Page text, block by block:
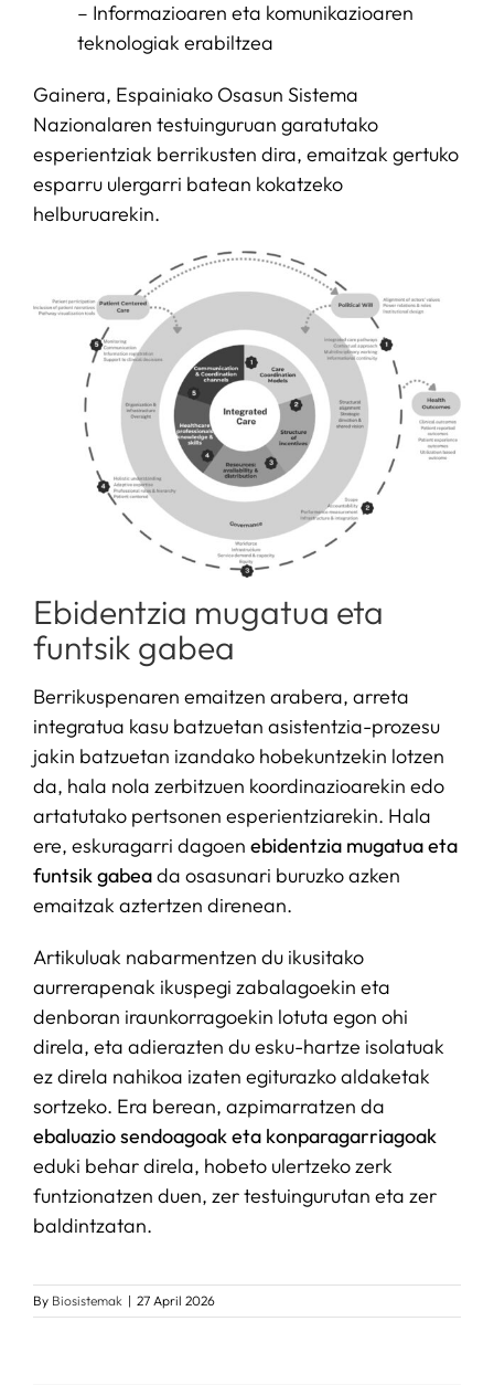
– Informazioaren eta komunikazioaren
teknologiak erabiltzea
Gainera, Espainiako Osasun Sistema
Nazionalaren testuinguruan garatutako
esperientziak berrikusten dira, emaitzak gertuko
esparru ulergarri batean kokatzeko
helburuarekin.
Ebidentzia mugatua eta
funtsik gabea
Berrikuspenaren emaitzen arabera, arreta
integratua kasu batzuetan asistentzia-prozesu
jakin batzuetan izandako hobekuntzekin lotzen
da, hala nola zerbitzuen koordinazioarekin edo
artatutako pertsonen esperientziarekin. Hala
ere, eskuragarri dagoen ebidentzia mugatua eta
funtsik gabeada osasunari buruzko azken
emaitzak aztertzen direnean.
Artikuluak nabarmentzen du ikusitako
aurrerapenak ikuspegi zabalagoekin eta
denboran iraunkorragoekin lotuta egon ohi
direla, eta adierazten du esku-hartze isolatuak
ez direla nahikoa izaten egiturazko aldaketak
sortzeko. Era berean, azpimarratzen da
ebaluazio sendoagoak eta konparagarriagoak
eduki behar direla, hobeto ulertzeko zerk
funtzionatzen duen, zer testuingurutan eta zer
baldintzatan.
By Biosistemak | 27 April 2026